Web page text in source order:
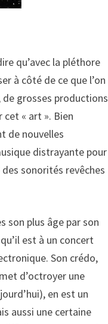
qu’avec la pléthore
à côté de ce que l’on
de grosses productions
« art ». Bien
de nouvelles
distrayante pour
sonorités revêches
son plus âge par son
est à un concert
Son crédo,
d’octroyer une
en est un
aussi une certaine